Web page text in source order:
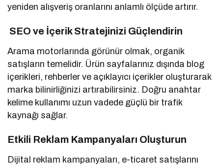
yeniden alışveriş oranlarını anlamlı ölçüde artırır.
SEO ve İçerik Stratejinizi Güçlendirin
Arama motorlarında görünür olmak, organik
satışların temelidir. Ürün sayfalarınız dışında blog
içerikleri, rehberler ve açıklayıcı içerikler oluşturarak
marka bilinirliğinizi artırabilirsiniz. Doğru anahtar
kelime kullanımı uzun vadede güçlü bir trafik
kaynağı sağlar.
Etkili Reklam Kampanyaları Oluşturun
Dijital reklam kampanyaları, e-ticaret satışlarını